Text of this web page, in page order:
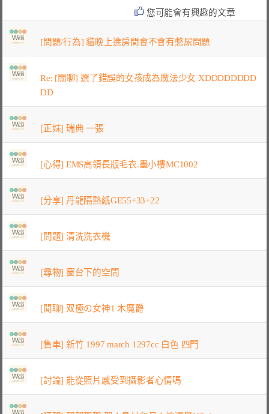
您可能會有興趣的文章
[問題/行為] 貓晚上進房間會不會有憋尿問題
Re: [閒聊] 選了錯誤的女孩成為魔法少女 XDDDDDDDD
DD
[正妹] 瑞典 一張
[心得] EMS高領長版毛衣.墨小樓MC1002
[分享] 丹龍隔熱紙GE55+33+22
[問題] 清洗洗衣機
[尋物] 窗台下的空間
[閒聊] 双極の女神1 木魔爵
[售車] 新竹 1997 march 1297cc 白色 四門
[討論] 能從照片感受到攝影者心情嗎